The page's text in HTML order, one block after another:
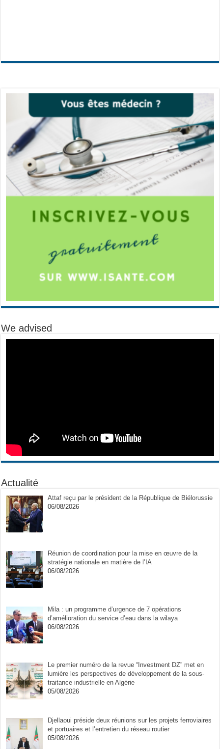
We advised
Actualité
Attaf reçu par le président de la République de Biélorussie
06/08/2026
Réunion de coordination pour la mise en œuvre de la
stratégie nationale en matière de l’IA
06/08/2026
Mila : un programme d’urgence de 7 opérations
d’amélioration du service d’eau dans la wilaya
06/08/2026
Le premier numéro de la revue “Investment DZ” met en
lumière les perspectives de développement de la sous-
traitance industrielle en Algérie
05/08/2026
Djellaoui préside deux réunions sur les projets ferroviaires
et portuaires et l’entretien du réseau routier
05/08/2026